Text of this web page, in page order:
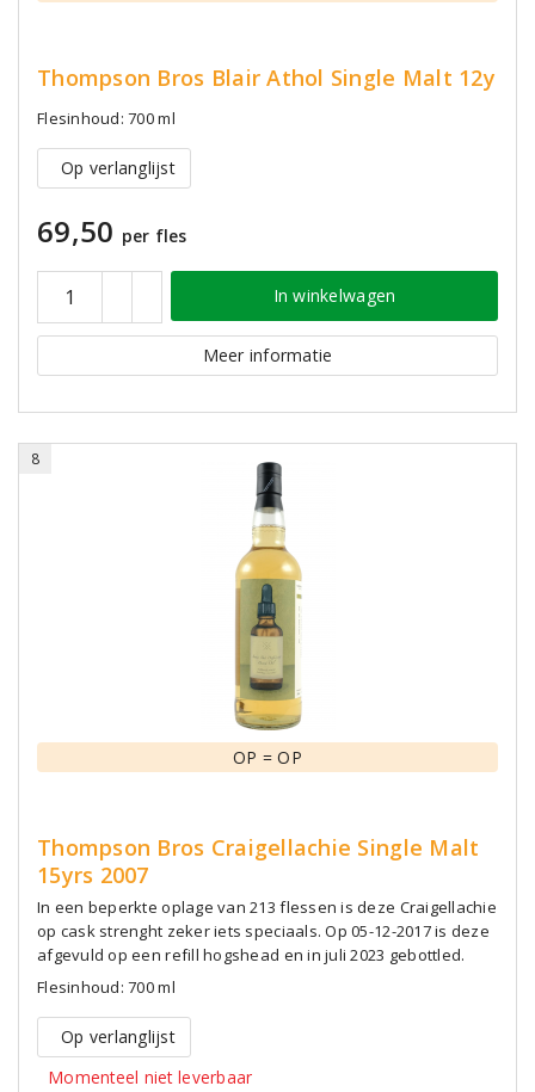
Thompson Bros Blair Athol Single Malt 12y
Flesinhoud: 700 ml
Op verlanglijst
69,50 per fles
In winkelwagen
Meer informatie
8
OP = OP
Thompson Bros Craigellachie Single Malt
15yrs 2007
In een beperkte oplage van 213 flessen is deze Craigellachie
op cask strenght zeker iets speciaals. Op 05-12-2017 is deze
afgevuld op een refill hogshead en in juli 2023 gebottled.
Flesinhoud: 700 ml
Op verlanglijst
Momenteel niet leverbaar